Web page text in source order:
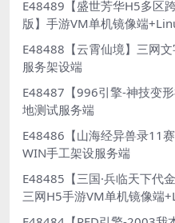
E48489【盛世芳华H5多区
版】手游VM单机镜像端
E48488【云霄仙境】三网
服务架设端
E48487【996引擎-神技变
地测试服务端
E48486【山海经异兽录11
WIN手工架设服务端
E48485【三国·兵临天下代
三网H5手游VM单机镜像端